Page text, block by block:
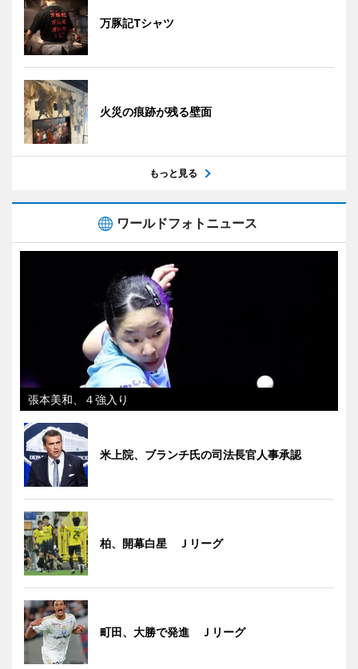
万豚記Tシャツ
火災の痕跡が残る壁面
もっと見る
ワールドフォトニュース
張本美和、４強入り
米上院、ブランチ氏の司法長官人事承認
柏、開幕白星 Ｊリーグ
町田、大勝で発進 Ｊリーグ